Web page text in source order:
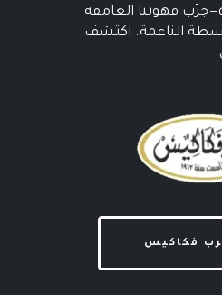
قهوتنا الغامقة
الناعمة. اكتشف
فكاكيس